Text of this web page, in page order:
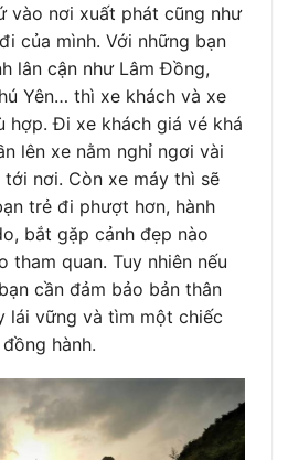
vào nơi xuất phát cũng như
của mình. Với những bạn
lân cận như Lâm Đồng,
Yên… thì xe khách và xe
hợp. Đi xe khách giá vé khá
lên xe nằm nghỉ ngơi vài
nơi. Còn xe máy thì sẽ
trẻ đi phượt hơn, hành
bắt gặp cảnh đẹp nào
tham quan. Tuy nhiên nếu
cần đảm bảo bản thân
lái vững và tìm một chiếc
hành.